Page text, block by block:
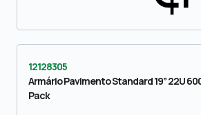
12128305
Armário Pavimento Standard 19” 22U
Pack